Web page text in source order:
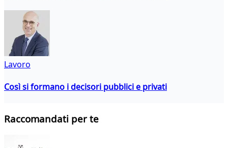
Lavoro
Così si formano i decisori pubblici e privati
Raccomandati per te